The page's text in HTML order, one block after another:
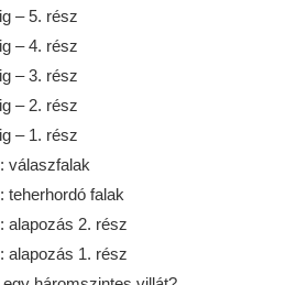
– 5. rész
– 4. rész
– 3. rész
– 2. rész
– 1. rész
válaszfalak
teherhordó falak
alapozás 2. rész
alapozás 1. rész